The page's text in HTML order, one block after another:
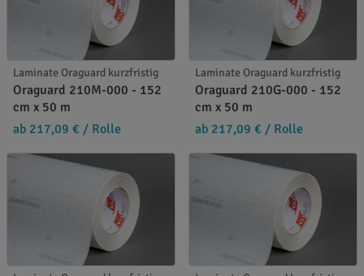
Laminate Oraguard kurzfristig
Oraguard 210M-000 - 152
cm x 50 m
ab 217,09 € / Rolle
Laminate Oraguard kurzfristig
Oraguard 210G-000 - 152
cm x 50 m
ab 217,09 € / Rolle